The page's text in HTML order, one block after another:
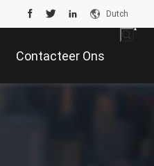
Dutch
Contacteer Ons